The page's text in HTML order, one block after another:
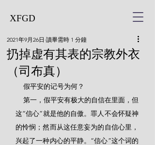
XFGD
扔掉虚有其表的宗教外衣
（司布真）
2021年9月26日 讀畢需時 1 分鐘
    假平安的记号为何？
这“信心”就是他的自傲。罪人不会怀疑神
的怜悯；然而从这任意妄为的自信心里，
兴起了一种内心的平静。“信心”这个词的